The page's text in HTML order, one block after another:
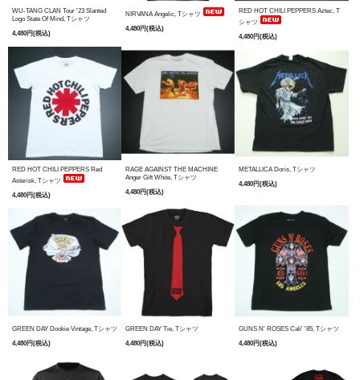
WU-TANG CLAN Tour '23 Slanted
Logo State Of Mind, Tシャツ
4,480円(税込)
NIRVANA Angelic, Tシャツ
4,480円(税込)
RED HOT CHILI PEPPERS Aztec, T
シャツ
4,480円(税込)
RED HOT CHILI PEPPERS Red
Asterisk, Tシャツ
4,480円(税込)
RAGE AGAINST THE MACHINE
Anger Gift White, Tシャツ
4,480円(税込)
METALLICA Doris, Tシャツ
4,480円(税込)
GREEN DAY Dookie Vintage, Tシャツ
4,480円(税込)
GREEN DAY Tie, Tシャツ
4,480円(税込)
GUNS N' ROSES Cali' '85, Tシャツ
4,480円(税込)